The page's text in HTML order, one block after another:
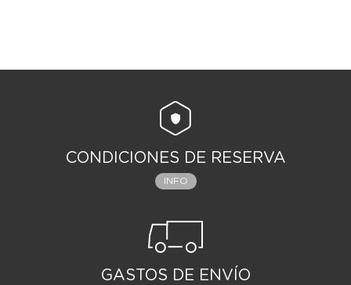
CONDICIONES DE RESERVA
INFO
GASTOS DE ENVÍO